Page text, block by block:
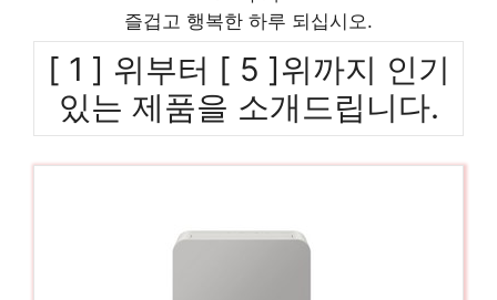
즐겁고 행복한 하루 되십시오.
[ 1 ] 위부터 [ 5 ]위까지 인기
있는 제품을 소개드립니다.